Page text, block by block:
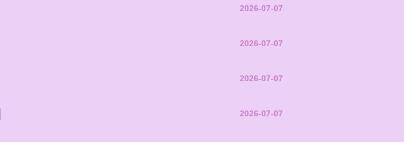
2026-07-07
2026-07-07
2026-07-07
2026-07-07